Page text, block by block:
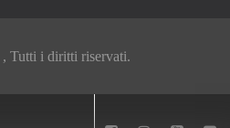
, Tutti i diritti riservati.